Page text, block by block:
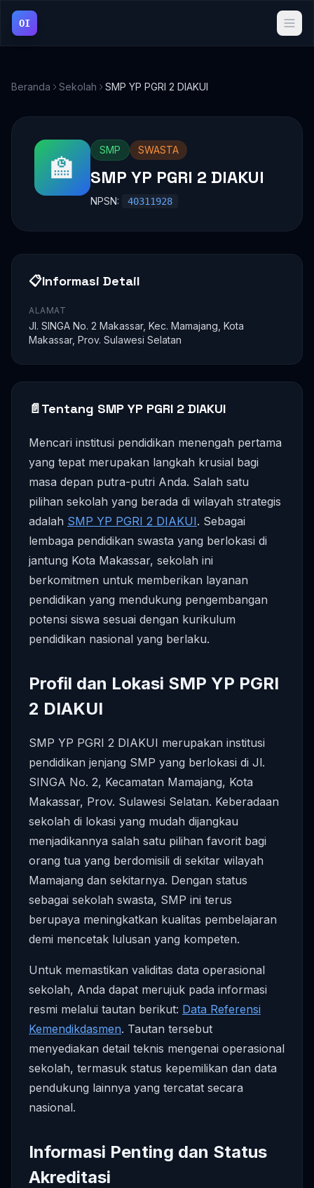
OI
Beranda Sekolah SMP YP PGRI 2 DIAKUI
🏫
SMP SWASTA
SMP YP PGRI 2 DIAKUI
NPSN: 40311928
📋Informasi Detail
ALAMAT
Jl. SINGA No. 2 Makassar, Kec. Mamajang, Kota
Makassar, Prov. Sulawesi Selatan
📄Tentang SMP YP PGRI 2 DIAKUI
Mencari institusi pendidikan menengah pertama
yang tepat merupakan langkah krusial bagi
masa depan putra-putri Anda. Salah satu
pilihan sekolah yang berada di wilayah strategis
adalah SMP YP PGRI 2 DIAKUI. Sebagai
lembaga pendidikan swasta yang berlokasi di
jantung Kota Makassar, sekolah ini
berkomitmen untuk memberikan layanan
pendidikan yang mendukung pengembangan
potensi siswa sesuai dengan kurikulum
pendidikan nasional yang berlaku.
Profil dan Lokasi SMP YP PGRI
2 DIAKUI
SMP YP PGRI 2 DIAKUI merupakan institusi
pendidikan jenjang SMP yang berlokasi di Jl.
SINGA No. 2, Kecamatan Mamajang, Kota
Makassar, Prov. Sulawesi Selatan. Keberadaan
sekolah di lokasi yang mudah dijangkau
menjadikannya salah satu pilihan favorit bagi
orang tua yang berdomisili di sekitar wilayah
Mamajang dan sekitarnya. Dengan status
sebagai sekolah swasta, SMP ini terus
berupaya meningkatkan kualitas pembelajaran
demi mencetak lulusan yang kompeten.
Untuk memastikan validitas data operasional
sekolah, Anda dapat merujuk pada informasi
resmi melalui tautan berikut: Data Referensi
Kemendikdasmen. Tautan tersebut
menyediakan detail teknis mengenai operasional
sekolah, termasuk status kepemilikan dan data
pendukung lainnya yang tercatat secara
nasional.
Informasi Penting dan Status
Akreditasi